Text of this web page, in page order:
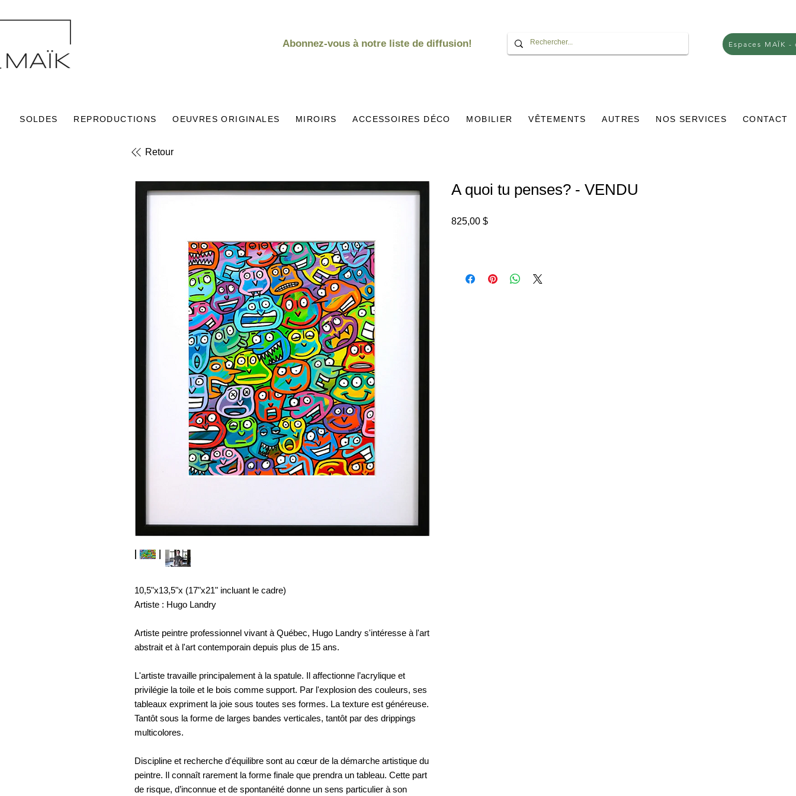
Abonnez-vous à notre liste de diffusion! Espaces MAÏK
SOLDES REPRODUCTIONS OEUVRES ORIGINALES MIROIRS ACCESSOIRES DÉCO MOBILIER VÊTEMENTS AUTRES NOS SERVICES CONTACT
Retour
10,5"x13,5"x (17"x21" incluant le cadre)
Artiste : Hugo Landry
Artiste peintre professionnel vivant à Québec, Hugo Landry s'intéresse à l'art
abstrait et à l'art contemporain depuis plus de 15 ans.
L'artiste travaille principalement à la spatule. Il affectionne l’acrylique et
privilégie la toile et le bois comme support. Par l'explosion des couleurs, ses
tableaux expriment la joie sous toutes ses formes. La texture est généreuse.
Tantôt sous la forme de larges bandes verticales, tantôt par des drippings
multicolores.
Discipline et recherche d'équilibre sont au cœur de la démarche artistique du
peintre. Il connaît rarement la forme finale que prendra un tableau. Cette part
de risque, d’inconnue et de spontanéité donne un sens particulier à son
A quoi tu penses? - VENDU
825,00 $Prix